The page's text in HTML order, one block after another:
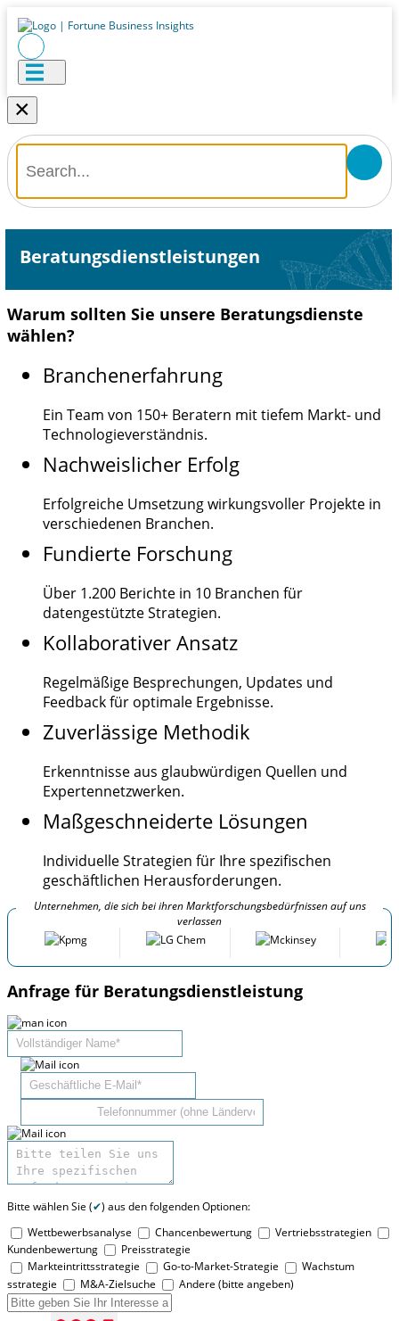
×
Beratungsdienstleistungen
Warum sollten Sie unsere Beratungsdienste
wählen?
Branchenerfahrung
Ein Team von 150+ Beratern mit tiefem Markt- und
Technologieverständnis.
Nachweislicher Erfolg
Erfolgreiche Umsetzung wirkungsvoller Projekte in
verschiedenen Branchen.
Fundierte Forschung
Über 1.200 Berichte in 10 Branchen für
datengestützte Strategien.
Kollaborativer Ansatz
Regelmäßige Besprechungen, Updates und
Feedback für optimale Ergebnisse.
Zuverlässige Methodik
Erkenntnisse aus glaubwürdigen Quellen und
Expertennetzwerken.
Maßgeschneiderte Lösungen
Individuelle Strategien für Ihre spezifischen
geschäftlichen Herausforderungen.
Unternehmen, die sich bei ihren Marktforschungsbedürfnissen auf uns
verlassen
Anfrage für Beratungsdienstleistung
Bitte wählen Sie (✔) aus den folgenden Optionen:
Wettbewerbsanalyse
Chancenbewertung
Vertriebsstrategien
Kundenbewertung
Preisstrategie
Markteintrittsstrategie
Go-to-Market-Strategie
Wachstum
sstrategie
M&A-Zielsuche Andere (bitte angeben)